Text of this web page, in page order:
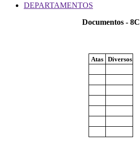
DEPARTAMENTOS
Documentos - 8C
Atas Diversos